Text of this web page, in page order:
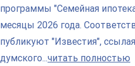
программы "Семейная
месяцы 2026 года.
публикуют "Известия",
думского...читать полностью